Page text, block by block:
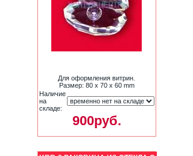
Для оформления витрин.
Размер: 80 х 70 х 60 mm
Наличие
на
складе:
900руб.